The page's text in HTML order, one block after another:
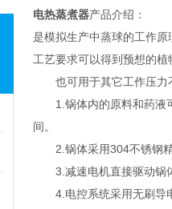
电热蒸煮器产品介绍：
是模拟生产中蒸球的工作
工艺要求可以得到预想的植
也可用于其它工作压力不
1.锅体内的原料和药液可
间。
2.锅体采用304不锈钢精
3.减速电机直接驱动锅体
4.电控系统采用无刷导电